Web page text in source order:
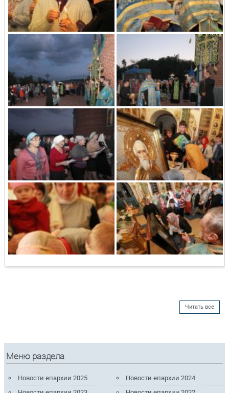
Читать все
Меню раздела
Новости епархии 2025
Новости епархии 2024